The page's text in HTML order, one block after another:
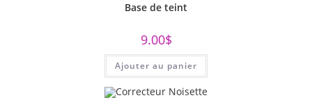
Base de teint
9.00$
Ajouter au panier